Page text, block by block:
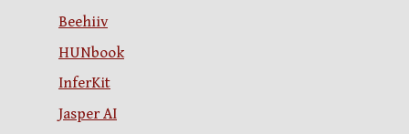
Beehiiv
HUNbook
InferKit
Jasper AI